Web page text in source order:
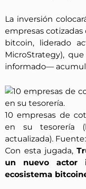
La inversión
empresas cotizadas
bitcoin, liderado
MicroStrategy),
informado—
10 empresas de
en su tesorería
actualizada).
Con esta jugada,
un nuevo actor
ecosistema